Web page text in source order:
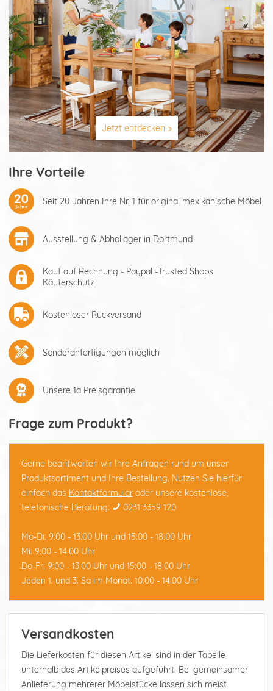
Jetzt entdecken >
Ihre Vorteile
Seit 20 Jahren Ihre Nr. 1 für original mexikanische Möbel
Ausstellung & Abhollager in Dortmund
Kauf auf Rechnung - Paypal -Trusted Shops
Käuferschutz
Kostenloser Rückversand
Sonderanfertigungen möglich
Unsere 1a Preisgarantie
Frage zum Produkt?
Gerne beantworten wir Ihre Anfragen rund um unser
Produktsortiment und Ihre Bestellung. Nutzen Sie hierfür
einfach das Kontaktformular oder unsere kostenlose,
telefonische Beratung:
0231 3359 120
Mo-Di: 9:00 - 13:00 Uhr und 15:00 - 18:00 Uhr
Mi: 9:00 - 14:00 Uhr
Do-Fr: 9:00 - 13:00 Uhr und 15:00 - 18:00 Uhr
Jeden 1. und 3. Sa im Monat: 10:00 - 14:00 Uhr
Versandkosten
Die Lieferkosten für diesen Artikel sind in der Tabelle
unterhalb des Artikelpreises aufgeführt. Bei gemeinsamer
Anlieferung mehrerer Möbelstücke lassen sich meist